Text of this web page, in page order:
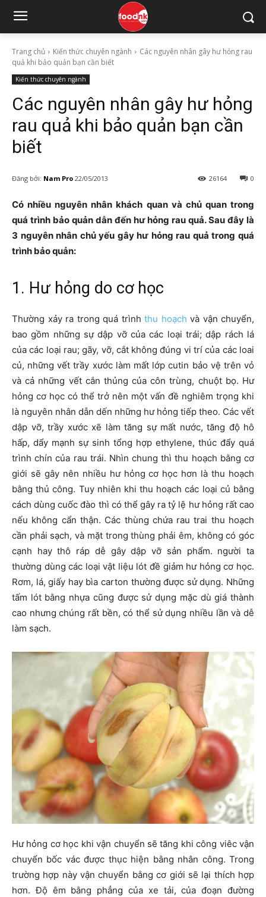
Trang chủ Kiến thức chuyên ngành
Các nguyên nhân gây hư hỏng rau
quả khi bảo quản bạn cần biết
Kiến thức chuyên ngành
Các nguyên nhân gây hư hỏng
rau quả khi bảo quản bạn cần
biết
Đăng bởi: Nam Pro 22/05/2013 0
26164
Có nhiều nguyên nhân khách quan và chủ quan trong
quá trình bảo quản dẫn đến hư hỏng rau quả. Sau đây là
3 nguyên nhân chủ yếu gây hư hỏng rau quả trong quá
trình bảo quản:
1. Hư hỏng do cơ học
Thường xảy ra trong quá trình thu hoạch và vận chuyển,
bao gồm những sự dập vỡ của các loại trái; dập rách lá
của các loại rau; gãy, vỡ, cắt không đúng vi trí của các loai
củ, những vết trầy xước làm mất lớp cutin bảo vệ trên vỏ
và cả những vết cắn thủng của côn trùng, chuột bọ. Hư
hỏng cơ học có thể trở nên một vấn đề nghiêm trọng khi
là nguyên nhân dẫn dến những hư hỏng tiếp theo. Các vết
dập vỡ, trầy xước xẽ làm tăng sự mất nước, tăng độ hô
hấp, dẩy mạnh sự sinh tổng hợp ethylene, thúc đẩy quá
trình chín của rau trái. Nhìn chung thì thu hoạch bằng cơ
giới sẽ gây nên nhiều hư hỏng cơ học hơn là thu hoạch
bằng thủ công. Tuy nhiên khi thu hoạch các loại củ bằng
cách dùng cuốc đào thì có thể gây ra tỷ lệ hư hỏng rất cao
nếu không cẩn thận. Các thùng chứa rau trai thu hoạch
cần phải sạch, và mặt trong thùng phải êm, không có góc
cạnh hay thô ráp dễ gây dập vỡ sản phẩm. người ta
thường dùng các loại vật liệu lót đề giảm hư hỏng cơ học.
Rơm, lá, giấy hay bìa carton thường được sử dụng. Những
tấm lót bằng nhựa cũng được sử dụng mặc dù giá thành
cao nhưng chúng rất bền, có thể sử dụng nhiều lần và dễ
làm sạch.
Hư hỏng cơ học khi vận chuyển sẽ tăng khi công viêc vận
chuyển bốc vác được thục hiện bằng nhân công. Trong
trường hợp này vận chuyển bằng cơ giới sẽ lại thích hợp
hơn. Độ êm bằng phẳng của xe tải, của đoạn đường